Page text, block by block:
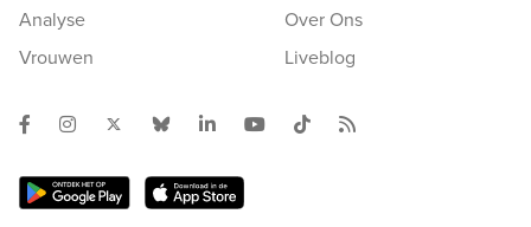
Analyse
Vrouwen
Over Ons
Liveblog